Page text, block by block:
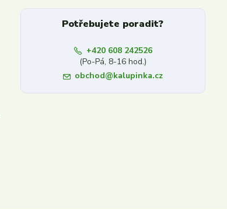
Potřebujete poradit?
+420 608 242526
(Po-Pá, 8-16 hod.)
obchod@kalupinka.cz